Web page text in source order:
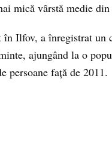
mică vârstă medie
în Ilfov, a înregistrat un
ajungând la o
persoane față de 2011.